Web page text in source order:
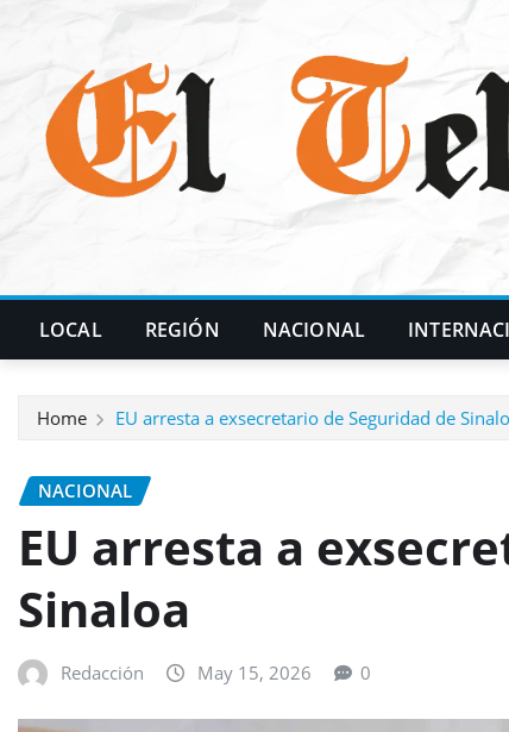
LOCAL REGIÓN NACIONAL
Home EU arresta a exsecretario de Seguridad de
NACIONAL
EU arresta a
Sinaloa
Redacción May 15, 2026 0